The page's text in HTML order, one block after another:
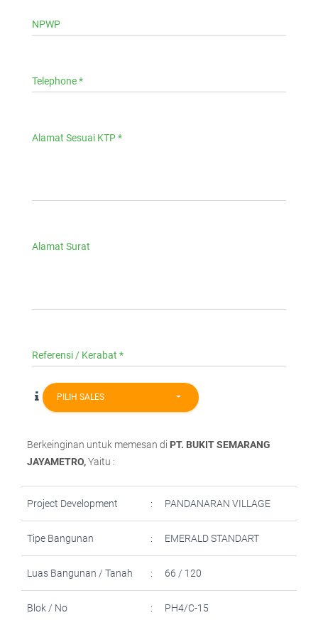
NPWP
Telephone *
Alamat Sesuai KTP *
Alamat Surat
Referensi / Kerabat *
PILIH SALES
Berkeinginan untuk memesan di PT. BUKIT SEMARANG
JAYAMETRO,Yaitu :
Project Development : PANDANARAN VILLAGE
Tipe Bangunan : EMERALD STANDART
Luas Bangunan / Tanah : 66 / 120
Blok / No : PH4/C-15